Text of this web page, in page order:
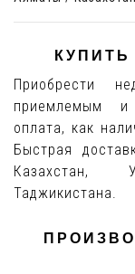
Приобрести
приемлемым
оплата, как
Быстрая
Казахстан,
Таджикистана.